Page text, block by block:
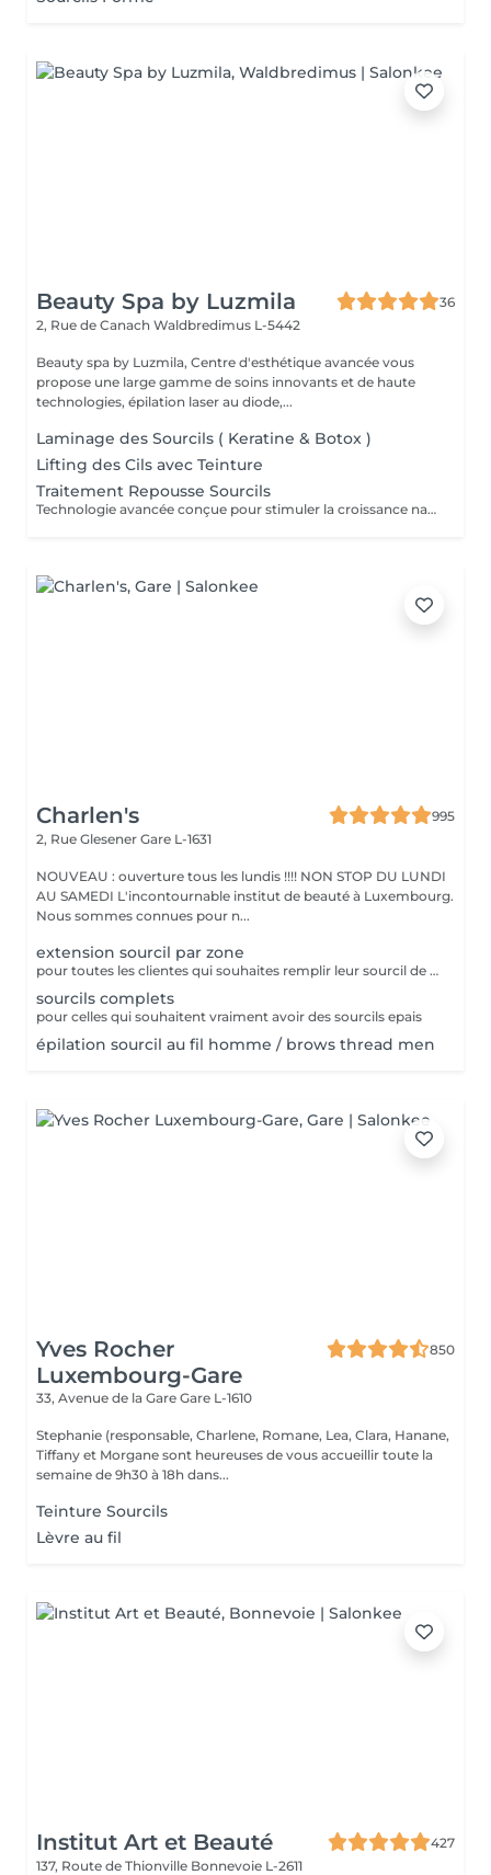
Beauty Spa by Luzmila
36
2, Rue de Canach Waldbredimus L-5442
Beauty spa by Luzmila, Centre d'esthétique avancée vous
propose une large gamme de soins innovants et de haute
technologies, épilation laser au diode,...
Laminage des Sourcils ( Keratine & Botox )
Lifting des Cils avec Teinture
Traitement Repousse Sourcils
Technologie avancée conçue pour stimuler la croissance naturelle des poils, renforcer les follicules et redonner densité et structure à vos sourcils. Idéal pour les sourcils clairsemés ou abîmés. ce traitement agit en profondeur pour réactiver la microcirculation et favoriser une repousse durable et visible.
Charlen's
995
2, Rue Glesener Gare L-1631
NOUVEAU : ouverture tous les lundis !!!! NON STOP DU LUNDI
AU SAMEDI L'incontournable institut de beauté à Luxembourg.
Nous sommes connues pour n...
extension sourcil par zone
pour toutes les clientes qui souhaites remplir leur sourcil de facon temporaire et naturel cette prestation est faites pour vous
sourcils complets
pour celles qui souhaitent vraiment avoir des sourcils epais
épilation sourcil au fil homme / brows thread men
Yves Rocher
Luxembourg-Gare
850
33, Avenue de la Gare Gare L-1610
Stephanie (responsable, Charlene, Romane, Lea, Clara, Hanane,
Tiffany et Morgane sont heureuses de vous accueillir toute la
semaine de 9h30 à 18h dans...
Teinture Sourcils
Lèvre au fil
Institut Art et Beauté
427
137, Route de Thionville Bonnevoie L-2611